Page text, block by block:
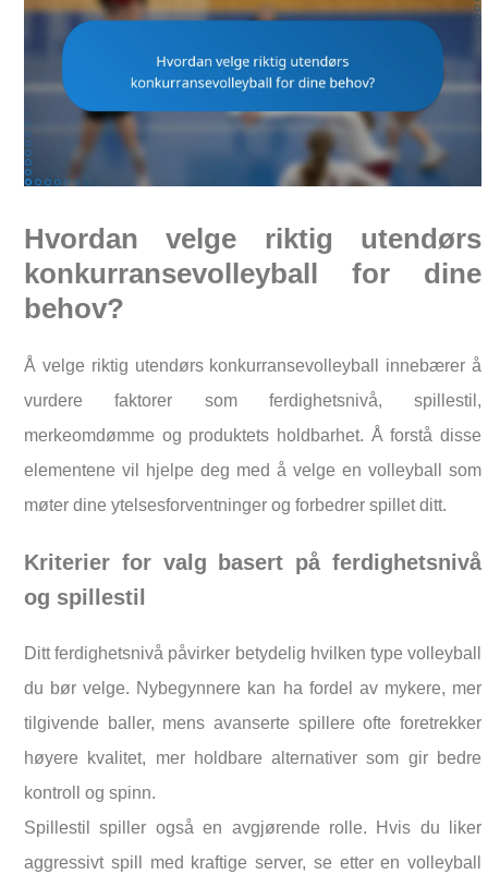
Hvordan velge riktig utendørs
konkurransevolleyball for dine
behov?
Å velge riktig utendørs konkurransevolleyball innebærer å
vurdere faktorer som ferdighetsnivå, spillestil,
merkeomdømme og produktets holdbarhet. Å forstå disse
elementene vil hjelpe deg med å velge en volleyball som
møter dine ytelsesforventninger og forbedrer spillet ditt.
Kriterier for valg basert på ferdighetsnivå
og spillestil
Ditt ferdighetsnivå påvirker betydelig hvilken type volleyball
du bør velge. Nybegynnere kan ha fordel av mykere, mer
tilgivende baller, mens avanserte spillere ofte foretrekker
høyere kvalitet, mer holdbare alternativer som gir bedre
kontroll og spinn.
Spillestil spiller også en avgjørende rolle. Hvis du liker
aggressivt spill med kraftige server, se etter en volleyball